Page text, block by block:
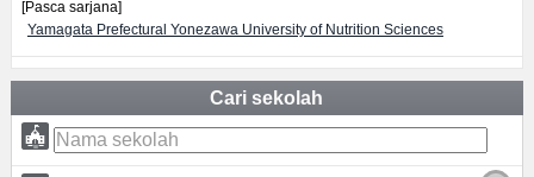
[Pasca sarjana]
Yamagata Prefectural Yonezawa University of Nutrition Sciences
Cari sekolah